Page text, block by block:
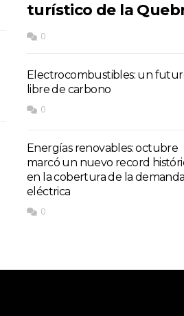
turístico de la
0
Electrocombustibles: un
libre de carbono
0
Energías renovables: octubre
marcó un nuevo record
en la cobertura de la demanda
eléctrica
0